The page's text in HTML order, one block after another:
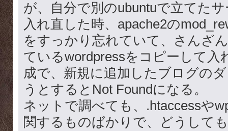
が、自分で別のubuntuで立てた
入れ直した時、apache2の
をすっかり忘れていて、さんざ
ているwordpressをコピーして入
成で、新規に追加したブログの
うとするとNot Foundになる。
ネットで調べても、.htaccessや
関するものばかりで、どうして